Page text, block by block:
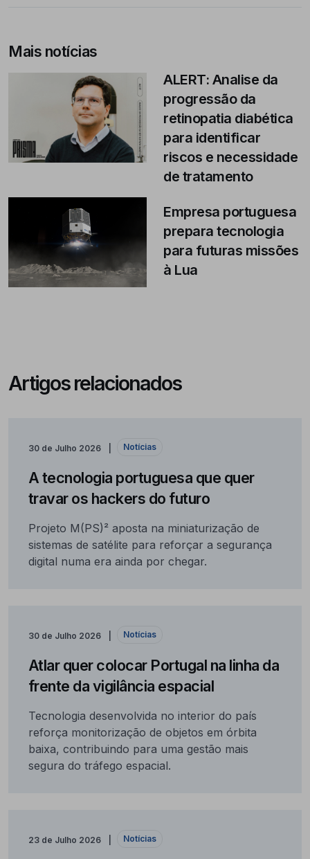
Mais notícias
ALERT: Analise da
progressão da
retinopatia diabética
para identificar
riscos e necessidade
de tratamento
Empresa portuguesa
prepara tecnologia
para futuras missões
à Lua
Artigos relacionados
30 de Julho 2026 Notícias
A tecnologia portuguesa que quer
travar os hackers do futuro
Projeto M(PS)² aposta na miniaturização de
sistemas de satélite para reforçar a segurança
digital numa era ainda por chegar.
30 de Julho 2026 Notícias
Atlar quer colocar Portugal na linha da
frente da vigilância espacial
Tecnologia desenvolvida no interior do país
reforça monitorização de objetos em órbita
baixa, contribuindo para uma gestão mais
segura do tráfego espacial.
23 de Julho 2026 Notícias